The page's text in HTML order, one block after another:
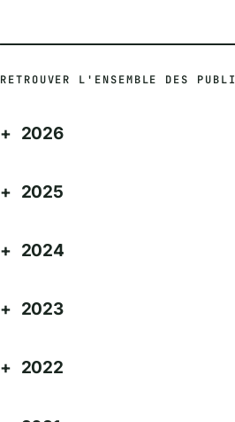
RETROUVER L'ENSEMBLE DES
2026
2025
2024
2023
2022